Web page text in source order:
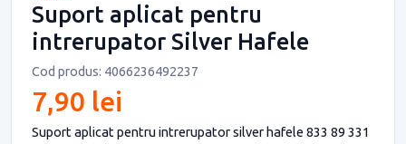
Suport aplicat pentru
intrerupator Silver Hafele
Cod produs: 4066236492237
7,90 lei
Suport aplicat pentru intrerupator silver hafele 833 89 331